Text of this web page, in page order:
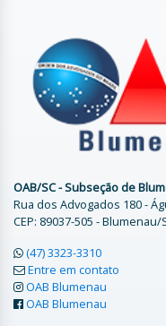
OAB/SC - Subseção de
Rua dos Advogados 180 -
CEP: 89037-505 - Blumenau/
(47) 3323-3310
Entre em contato
OAB Blumenau
OAB Blumenau